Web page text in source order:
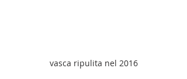
vasca ripulita nel 2016